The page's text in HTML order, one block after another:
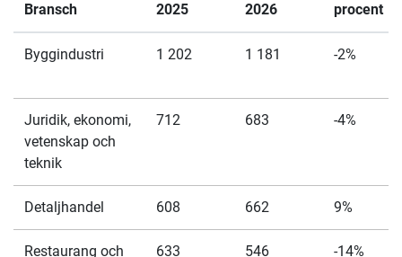
Bransch
2025
2026
procent
Byggindustri 1 202 1 181 -2%
Juridik, ekonomi,
vetenskap och
teknik
712 683 -4%
Detaljhandel 608 662 9%
Restaurang och
633 546 -14%